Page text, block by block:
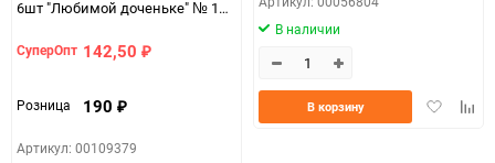
6шт "Любимой доченьке" № 1
СуперОпт 142,50 ₽
Розница 190 ₽
Артикул: 00109379
В наличии
Добавить
В корзину